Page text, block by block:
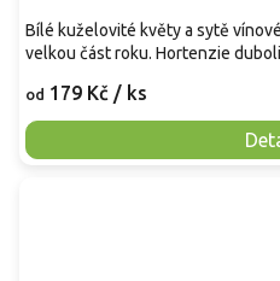
od 179 Kč / ks
Bílé kuželovité květy a sytě
velkou část roku. Hortenzie